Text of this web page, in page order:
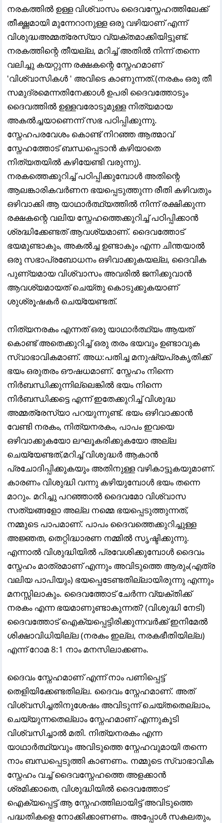
നരകത്തിൽ ഉള്ള വിശ്വാസം ദൈവസ്നേഹത്തിലേക്ക്
തീക്ഷ്ണമായി മുന്നേറാനുള്ള ഒരു വഴിയാണ് എന്ന്
വിശുദ്ധഅമ്മത്രേസ്യാ വ്യക്തമാക്കിയിട്ടുണ്ട്.
നരകത്തിന്റെ തീയല്ല, മറിച്ച് അതിൽ നിന്ന് തന്നെ
വലിച്ചു കയറ്റുന്ന രക്ഷകന്റെ സ്നേഹമാണ്
'വിശ്വാസികൾ ' അവിടെ കാണുന്നത്.(നരകം ഒരു തീ
സമുദ്രമെന്നതിനേക്കാൾ ഉപരി ദൈവത്തോടും
ദൈവത്തിൽ ഉള്ളവരോടുമുള്ള നിത്യമായ
അകൽച്ചയാണെന്ന് സഭ പഠിപ്പിക്കുന്നു.
സ്നേഹപരവേശം കൊണ്ട് നിറഞ്ഞ ആത്മാവ്
സ്നേഹത്തോട് ബന്ധപ്പെടാൻ കഴിയാതെ
നിത്യതയിൽ കഴിയേണ്ടി വരുന്നു).
നരകത്തെക്കുറിച്ച് പഠിപ്പിക്കുമ്പോൾ അതിന്റെ
ആലങ്കാരികവർണന ഭയപ്പെടുത്തുന്ന രീതി കഴിവതും
ഒഴിവാക്കി ആ യാഥാർത്ഥ്യത്തിൽ നിന്ന് രക്ഷിക്കുന്ന
രക്ഷകന്റെ വലിയ സ്നേഹത്തെക്കുറിച്ച് പഠിപ്പിക്കാൻ
ശ്രദ്ധിക്കേണ്ടത് ആവശ്യമാണ്. ദൈവത്തോട്
ഭയമുണ്ടാകും, അകൽച്ച ഉണ്ടാകും എന്ന ചിന്തയാൽ
ഒരു സഭാപ്രബോധനം ഒഴിവാക്കുകയല്ല, ദൈവിക
പുണ്യമായ വിശ്വാസം അവരിൽ ജനിക്കുവാൻ
ആവശ്യമായത് ചെയ്തു കൊടുക്കുകയാണ്
ശുശ്രൂഷകർ ചെയ്യേണ്ടത്.
നിത്യനരകം എന്നത് ഒരു യാഥാർത്ഥ്യം ആയത്
കൊണ്ട് അതെക്കുറിച്ച്‌ ഒരു തരം ഭയവും ഉണ്ടാവുക
സ്വാഭാവികമാണ്. അധ:പതിച്ച മനുഷ്യപ്രകൃതിക്ക്
ഭയം ഒരുതരം ഔഷധമാണ്. സ്നേഹം നിന്നെ
നിർബന്ധിക്കുന്നില്ലെങ്കിൽ ഭയം നിന്നെ
നിർബന്ധിക്കട്ടെ എന്ന് ഇതേക്കുറിച്ച് വിശുദ്ധ
അമ്മത്രേസ്യാ പറയുന്നുണ്ട്. ഭയം ഒഴിവാക്കാൻ
വേണ്ടി നരകം, നിത്യനരകം, പാപം ഇവയെ
ഒഴിവാക്കുകയോ ലഘൂകരിക്കുകയോ അല്ല
ചെയ്യേണ്ടത്,മറിച്ച് വിശുദ്ധർ ആകാൻ
പ്രചോദിപ്പിക്കുകയും അതിനുള്ള വഴികാട്ടുകയുമാണ്.
കാരണം വിശുദ്ധി വന്നു കഴിയുമ്പോൾ ഭയം തന്നെ
മാറും. മറിച്ചു പറഞ്ഞാൽ ദൈവമോ വിശ്വാസ
സത്യങ്ങളോ അല്ല നമ്മെ ഭയപ്പെടുത്തുന്നത്,
നമ്മുടെ പാപമാണ്. പാപം ദൈവത്തെക്കുറിച്ചുള്ള
അജ്ഞത, തെറ്റിദ്ധാരണ നമ്മിൽ സൃഷ്ടിക്കുന്നു.
എന്നാൽ വിശുദ്ധിയിൽ പ്രവേശിക്കുമ്പോൾ ദൈവം
സ്നേഹം മാത്രമാണ് എന്നും അവിടുത്തെ ആരും(എത്ര
വലിയ പാപിയും) ഭയപ്പെടേണ്ടതില്ലായിരുന്നു എന്നും
മനസ്സിലാകും. ദൈവത്തോട് ചേർന്ന വ്യക്തിക്ക്
നരകം എന്ന ഭയമാണുണ്ടാകുന്നത്? (വിശുദ്ധി നേടി)
ദൈവത്തോട് ഐക്യപ്പെട്ടിരിക്കുന്നവർക്ക് ഇനിമേൽ
ശിക്ഷാവിധിയില്ല (നരകം ഇല്ല, നരകഭീതിയില്ല)
എന്ന് റോമ 8:1 നാം മനസിലാക്കണം.
ദൈവം സ്നേഹമാണ് എന്ന് നാം പണിപ്പെട്ട്
തെളിയിക്കേണ്ടതില്ല. ദൈവം സ്നേഹമാണ്. അത്
വിശ്വസിച്ചതിനുശേഷം അവിടുന്ന് ചെയ്തതെല്ലാം,
ചെയ്യുന്നതെല്ലാം സ്നേഹമാണ് എന്നുകൂടി
വിശ്വസിച്ചാൽ മതി. നിത്യനരകം എന്ന
യാഥാർത്ഥ്യവും അവിടുത്തെ സ്നേഹവുമായി തന്നെ
നാം ബന്ധപ്പെടുത്തി കാണണം. നമ്മുടെ സ്വാഭാവിക
സ്നേഹം വച്ച് ദൈവസ്നേഹത്തെ അളക്കാൻ
ശ്രമിക്കാതെ, വിശുദ്ധിയിൽ ദൈവത്തോട്
ഐക്യപ്പെട്ട് ആ സ്നേഹത്തിലായിട്ട് അവിടുത്തെ
പദ്ധതികളെ നോക്കിക്കാണണം. അപ്പോൾ സകലതും,